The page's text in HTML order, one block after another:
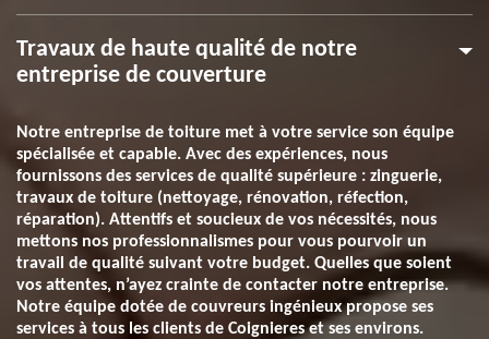
Travaux de haute qualité de notre
entreprise de couverture
Notre entreprise de toiture met à votre service son équipe
spécialisée et capable. Avec des expériences, nous
fournissons des services de qualité supérieure : zinguerie,
travaux de toiture (nettoyage, rénovation, réfection,
réparation). Attentifs et soucieux de vos nécessités, nous
mettons nos professionnalismes pour vous pourvoir un
travail de qualité suivant votre budget. Quelles que soient
vos attentes, n’ayez crainte de contacter notre entreprise.
Notre équipe dotée de couvreurs ingénieux propose ses
services à tous les clients de Coignieres et ses environs.